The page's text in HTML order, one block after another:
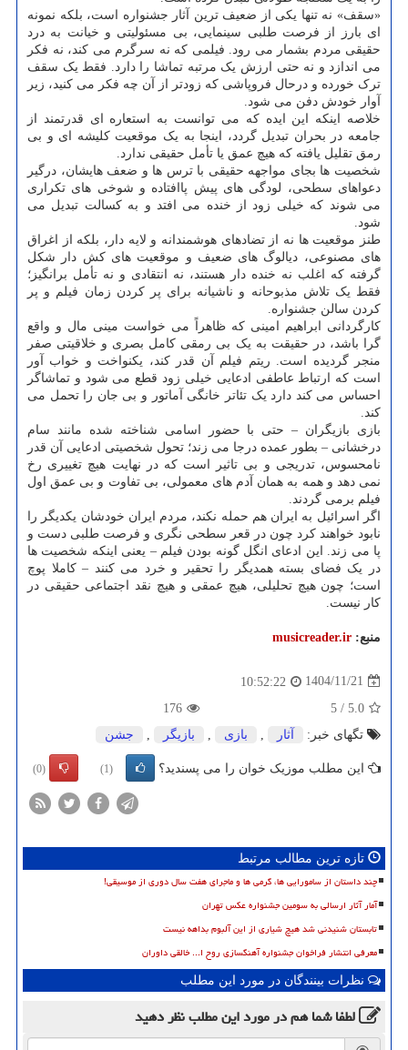
«سقف» نه تنها یکی از ضعیف ترین آثار جشنواره است، بلکه نمونه
ای بارز از فرصت طلبی سینمایی، بی مسئولیتی و خیانت به درد
حقیقی مردم بشمار می رود. فیلمی که نه سرگرم می کند، نه فکر
می اندازد و نه حتی ارزش یک مرتبه تماشا را دارد. فقط یک سقف
ترک خورده و درحال فروپاشی که زودتر از آن چه فکر می کنید، زیر
آوار خودش دفن می شود.
خلاصه اینکه این ایده که می توانست به استعاره ای قدرتمند از
جامعه در بحران تبدیل گردد، اینجا به یک موقعیت کلیشه ای و بی
رمق تقلیل یافته که هیچ عمق یا تأمل حقیقی ندارد.
شخصیت ها بجای مواجهه حقیقی با ترس ها و ضعف هایشان، درگیر
دعواهای سطحی، لودگی های پیش پاافتاده و شوخی های تکراری
می شوند که خیلی زود از خنده می افتد و به کسالت تبدیل می
شود.
طنز موقعیت ها نه از تضادهای هوشمندانه و لایه دار، بلکه از اغراق
های مصنوعی، دیالوگ های ضعیف و موقعیت های کش دار شکل
گرفته که اغلب نه خنده دار هستند، نه انتقادی و نه تأمل برانگیز؛
فقط یک تلاش مذبوحانه و ناشیانه برای پر کردن زمان فیلم و پر
کردن سالن جشنواره.
کارگردانی ابراهیم امینی که ظاهراً می خواست مینی مال و واقع
گرا باشد، در حقیقت به یک بی رمقی کامل بصری و خلاقیتی صفر
منجر گردیده است. ریتم فیلم آن قدر کند، یکنواخت و خواب آور
است که ارتباط عاطفی ادعایی خیلی زود قطع می شود و تماشاگر
احساس می کند دارد یک تئاتر خانگی آماتور و بی جان را تحمل می
کند.
بازی بازیگران – حتی با حضور اسامی شناخته شده مانند سام
درخشانی – بطور عمده درجا می زند؛ تحول شخصیتی ادعایی آن قدر
نامحسوس، تدریجی و بی تاثیر است که در نهایت هیچ تغییری رخ
نمی دهد و همه به همان آدم های معمولی، بی تفاوت و بی عمق اول
فیلم برمی گردند.
اگر اسرائیل به ایران هم حمله نکند، مردم ایران خودشان یکدیگر را
نابود خواهند کرد چون در قعر سطحی نگری و فرصت طلبی دست و
پا می زند. این ادعای انگل گونه بودن فیلم – یعنی اینکه شخصیت ها
در یک فضای بسته همدیگر را تحقیر و خرد می کنند – کاملا پوچ
است؛ چون هیچ تحلیلی، هیچ عمقی و هیچ نقد اجتماعی حقیقی در
کار نیست.
منبع: musicreader.ir
1404/11/21
10:52:22
5.0
/
5
176
تگهای خبر:
آثار , بازی , بازیگر , جشن
این مطلب موزیک خوان را می پسندید؟ (1)
(0)
تازه ترین مطالب مرتبط
چند داستان از سامورایی ها، گرمی ها و ماجرای هفت سال دوری از موسیقی!
آمار آثار ارسالی به سومین جشنواره عکس تهران
تابستان شنیدنی شد هیچ شیاری از این آلبوم بداهه نیست
معرفی انتشار فراخوان جشنواره آهنگسازی روح ا... خالقی داوران
نظرات بینندگان در مورد این مطلب
لطفا شما همدر مورد این مطلبنظر دهید